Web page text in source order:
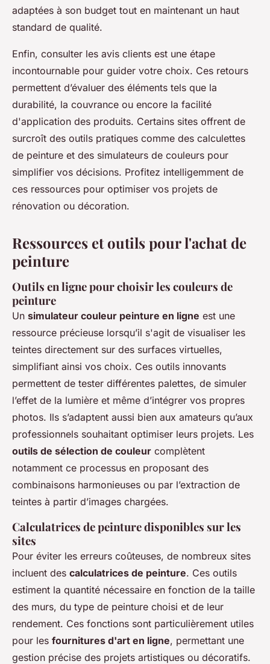
adaptées à son budget tout en maintenant un haut
standard de qualité.
Enfin, consulter les avis clients est une étape
incontournable pour guider votre choix. Ces retours
permettent d’évaluer des éléments tels que la
durabilité, la couvrance ou encore la facilité
d'application des produits. Certains sites offrent de
surcroît des outils pratiques comme des calculettes
de peinture et des simulateurs de couleurs pour
simplifier vos décisions. Profitez intelligemment de
ces ressources pour optimiser vos projets de
rénovation ou décoration.
Ressources et outils pour l'achat de
peinture
Outils en ligne pour choisir les couleurs de
peinture
Un simulateur couleur peinture en ligne est une
ressource précieuse lorsqu’il s'agit de visualiser les
teintes directement sur des surfaces virtuelles,
simplifiant ainsi vos choix. Ces outils innovants
permettent de tester différentes palettes, de simuler
l’effet de la lumière et même d’intégrer vos propres
photos. Ils s’adaptent aussi bien aux amateurs qu’aux
professionnels souhaitant optimiser leurs projets. Les
outils de sélection de couleur complètent
notamment ce processus en proposant des
combinaisons harmonieuses ou par l’extraction de
teintes à partir d’images chargées.
Calculatrices de peinture disponibles sur les
sites
Pour éviter les erreurs coûteuses, de nombreux sites
incluent des calculatrices de peinture. Ces outils
estiment la quantité nécessaire en fonction de la taille
des murs, du type de peinture choisi et de leur
rendement. Ces fonctions sont particulièrement utiles
pour les fournitures d'art en ligne, permettant une
gestion précise des projets artistiques ou décoratifs.